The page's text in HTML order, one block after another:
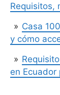
Requisitos,
Casa
y cómo
en Ecuador